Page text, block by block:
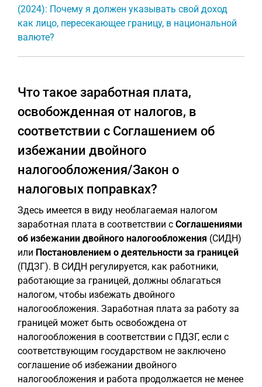
(2024): Почему я должен указывать свой доход
как лицо, пересекающее границу, в национальной
валюте?
Что такое заработная плата,
освобожденная от налогов, в
соответствии с Соглашением об
избежании двойного
налогообложения/Закон о
налоговых поправках?
Здесь имеется в виду необлагаемая налогом
заработная плата в соответствии с Соглашениями
об избежании двойного налогообложения (СИДН)
или Постановлением о деятельности за границей
(ПДЗГ). В СИДН регулируется, как работники,
работающие за границей, должны облагаться
налогом, чтобы избежать двойного
налогообложения. Заработная плата за работу за
границей может быть освобождена от
налогообложения в соответствии с ПДЗГ, если с
соответствующим государством не заключено
соглашение об избежании двойного
налогообложения и работа продолжается не менее